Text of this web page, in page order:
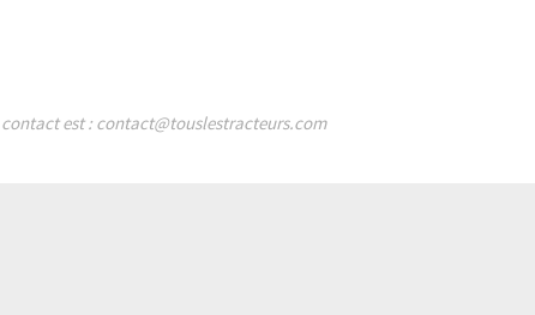
est : contact@touslestracteurs.com